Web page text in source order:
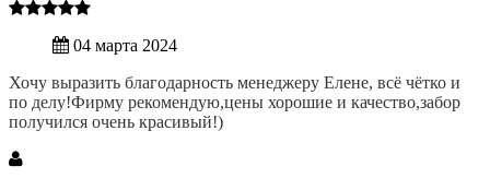
04 марта 2024
Хочу выразить благодарность менеджеру Елене, всё чётко и
по делу!Фирму рекомендую,цены хорошие и качество,забор
получился очень красивый!)